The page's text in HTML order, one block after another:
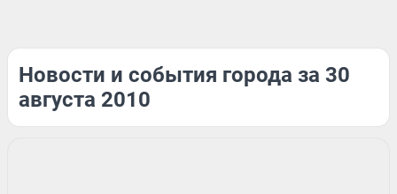
Новости и события города за 30
августа 2010